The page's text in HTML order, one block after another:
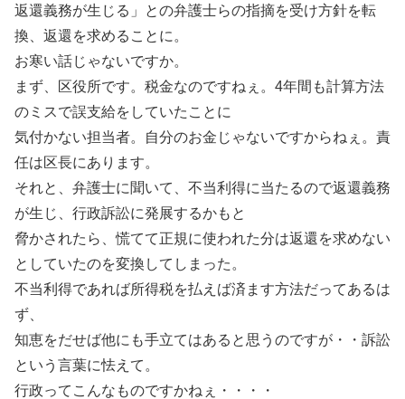
返還義務が生じる」との弁護士らの指摘を受け方針を転
換、返還を求めることに。
お寒い話じゃないですか。
まず、区役所です。税金なのですねぇ。4年間も計算方法
のミスで誤支給をしていたことに
気付かない担当者。自分のお金じゃないですからねぇ。責
任は区長にあります。
それと、弁護士に聞いて、不当利得に当たるので返還義務
が生じ、行政訴訟に発展するかもと
脅かされたら、慌てて正規に使われた分は返還を求めない
としていたのを変換してしまった。
不当利得であれば所得税を払えば済ます方法だってあるは
ず、
知恵をだせば他にも手立てはあると思うのですが・・訴訟
という言葉に怯えて。
行政ってこんなものですかねぇ・・・・